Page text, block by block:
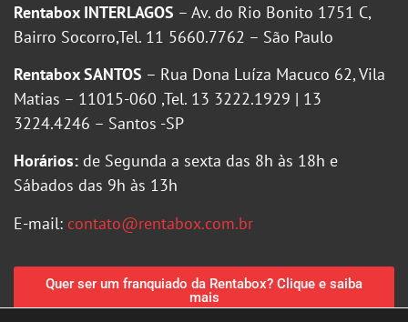
Rentabox INTERLAGOS – Av. do Rio Bonito 1751 C,
Bairro Socorro,Tel. 11 5660.7762 – São Paulo
Rentabox SANTOS – Rua Dona Luíza Macuco 62, Vila
Matias – 11015-060 ,Tel. 13 3222.1929 | 13
3224.4246 – Santos -SP
Horários: de Segunda a sexta das 8h às 18h e
Sábados das 9h às 13h
E-mail: contato@rentabox.com.br
Quer ser um franquiado da Rentabox? Clique e saiba
mais